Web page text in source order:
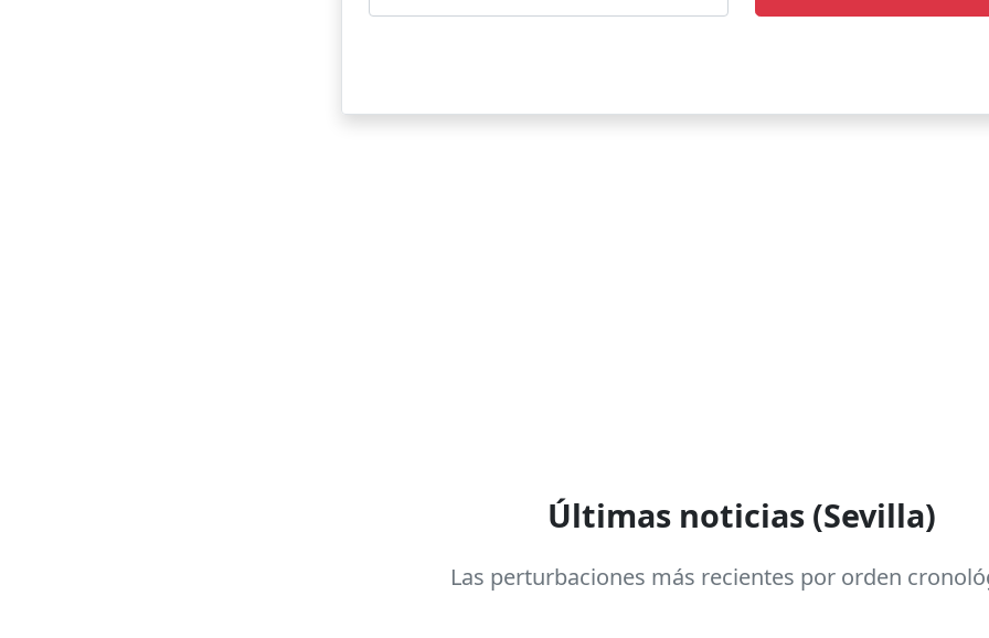
Últimas noticias (Sevilla)
Las perturbaciones más recientes por orden